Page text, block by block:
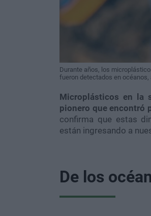
Durante años, los
fueron detectados en océanos,
Microplásticos en la
pionero que encontró
confirma que estas
están ingresando a
De los